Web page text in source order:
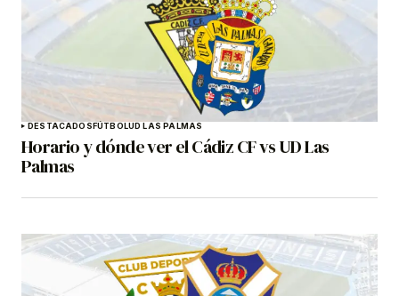
DESTACADOSFÚTBOLUD LAS PALMAS
Horario y dónde ver el Cádiz CF vs UD Las
Palmas